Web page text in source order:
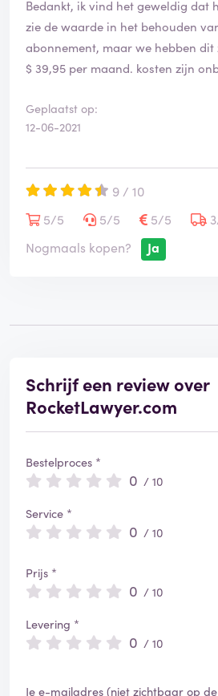
Bedankt, ik vind het geweldig dat
zie de waarde in het behouden
abonnement, maar we hebben
$ 39,95 per maand. kosten zijn
Geplaatst op:
12-06-2021
9 / 10
5/5
5/5 5/5
Nogmaals kopen?
Ja
Schrijf een review over
RocketLawyer.com
Bestelproces *
0 / 10
Service *
0 / 10
Prijs *
0 / 10
Levering *
0 / 10
Je e-mailadres (niet zichtbaar op